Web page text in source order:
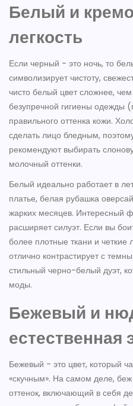
Белый и
легкость
Если черный - это ночь, то
символизирует чистоту,
чисто белый цвет сложнее,
безупречной гигиены одежды
правильного оттенка кожи.
сделать лицо бледным,
рекомендуют выбирать
молочный оттенки.
Белый идеально работает в
платье, белая рубашка
жарких месяцев. Интересный
расширяет силуэт. Если вы
более плотные ткани и четкие
отлично контрастирует с
стильный черно-белый дуэт,
моды.
Бежевый и
естественная
Бежевый - это цвет, который
«скучным». На самом деле,
оттенок, включающий в себя